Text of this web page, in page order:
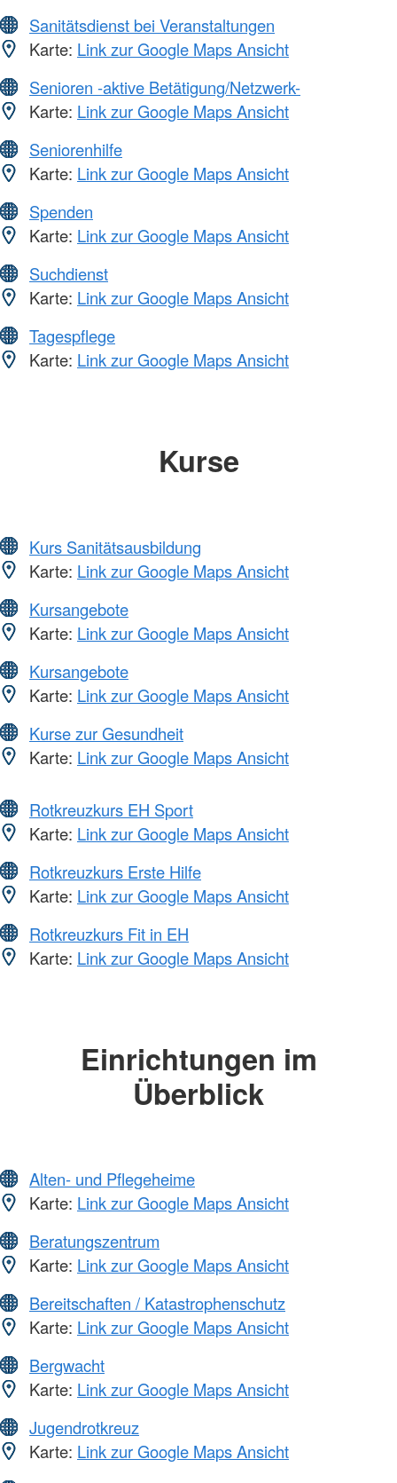
Sanitätsdienst bei Veranstaltungen
Karte: Link zur Google Maps Ansicht
Senioren -aktive Betätigung/Netzwerk-
Karte: Link zur Google Maps Ansicht
Seniorenhilfe
Karte: Link zur Google Maps Ansicht
Spenden
Karte: Link zur Google Maps Ansicht
Suchdienst
Karte: Link zur Google Maps Ansicht
Tagespflege
Karte: Link zur Google Maps Ansicht
Kurse
Kurs Sanitätsausbildung
Karte: Link zur Google Maps Ansicht
Kursangebote
Karte: Link zur Google Maps Ansicht
Kursangebote
Karte: Link zur Google Maps Ansicht
Kurse zur Gesundheit
Karte: Link zur Google Maps Ansicht
Rotkreuzkurs EH Sport
Karte: Link zur Google Maps Ansicht
Rotkreuzkurs Erste Hilfe
Karte: Link zur Google Maps Ansicht
Rotkreuzkurs Fit in EH
Karte: Link zur Google Maps Ansicht
Einrichtungen im
Überblick
Alten- und Pflegeheime
Karte: Link zur Google Maps Ansicht
Beratungszentrum
Karte: Link zur Google Maps Ansicht
Bereitschaften / Katastrophenschutz
Karte: Link zur Google Maps Ansicht
Bergwacht
Karte: Link zur Google Maps Ansicht
Jugendrotkreuz
Karte: Link zur Google Maps Ansicht